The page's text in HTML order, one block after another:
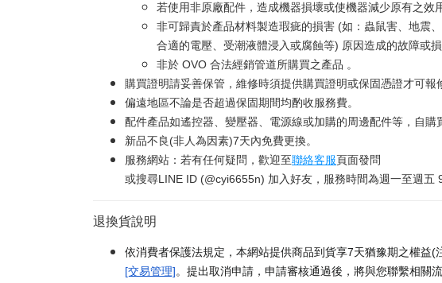
若使用非原廠配件，造成機器損壞或使機器減少原有之效
非可歸責於產品材料製造瑕疵的損害 (如：蟲鼠害、地震
合適的電壓、受潮液體浸入或腐蝕等) 原因造成的故障或
非於 OVO 合法經銷管道所購買之產品 。
購買證明請妥善保管，維修時須提供購買證明或保固憑證才可報
偏遠地區不論是否超過保固期間均酌收服務費。
配件產品如遙控器、變壓器、電源線或加購的周邊配件等，自
新品不良(非人為因素)7天內免費更換。
服務網站：若有任何疑問，歡迎至聯絡客服頁面發問
或搜尋LINE ID (@cyi6655n) 加入好友，服務時間為週一至週五
退換貨說明
依消費者保護法規定，本網站提供商品到貨享7天猶豫期之權益
[交易管理]。提出取消申請，申請審核通過後，將與您聯繫相關